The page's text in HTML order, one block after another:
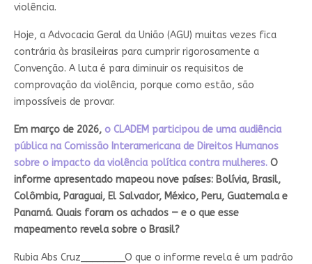
violência.
Hoje, a Advocacia Geral da União (AGU) muitas vezes fica
contrária às brasileiras para cumprir rigorosamente a
Convenção. A luta é para diminuir os requisitos de
comprovação da violência, porque como estão, são
impossíveis de provar.
Em março de 2026, o CLADEM participou de uma audiência
pública na Comissão Interamericana de Direitos Humanos
sobre o impacto da violência política contra mulheres. O
informe apresentado mapeou nove países: Bolívia, Brasil,
Colômbia, Paraguai, El Salvador, México, Peru, Guatemala e
Panamá. Quais foram os achados — e o que esse
mapeamento revela sobre o Brasil?
Rubia Abs Cruz________ O que o informe revela é um padrão